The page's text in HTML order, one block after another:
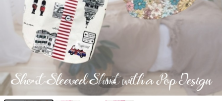
1/4